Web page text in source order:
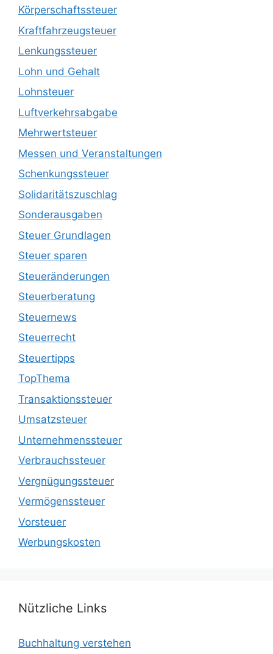
Körperschaftssteuer
Kraftfahrzeugsteuer
Lenkungssteuer
Lohn und Gehalt
Lohnsteuer
Luftverkehrsabgabe
Mehrwertsteuer
Messen und Veranstaltungen
Schenkungssteuer
Solidaritätszuschlag
Sonderausgaben
Steuer Grundlagen
Steuer sparen
Steueränderungen
Steuerberatung
Steuernews
Steuerrecht
Steuertipps
TopThema
Transaktionssteuer
Umsatzsteuer
Unternehmenssteuer
Verbrauchssteuer
Vergnügungssteuer
Vermögenssteuer
Vorsteuer
Werbungskosten
Nützliche Links
Buchhaltung verstehen